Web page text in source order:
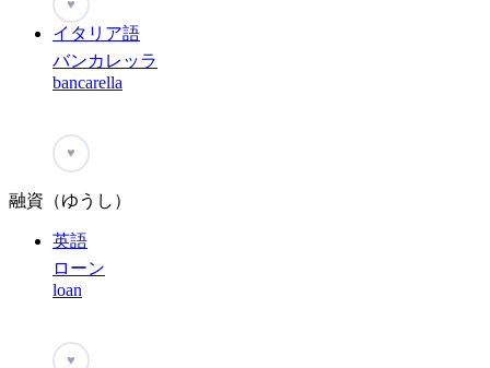
♥
イタリア語
バンカレッラ
bancarella
♥
融資（ゆうし）
英語
ローン
loan
♥